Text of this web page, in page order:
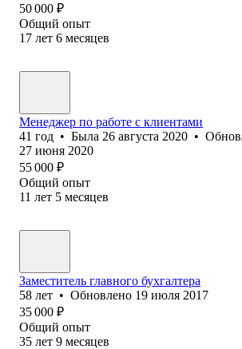
50 000 ₽
Общий опыт
17 лет 6 месяцев
Менеджер по работе с клиентами
41 год • Была 26 августа 2020 •
27 июня 2020
55 000 ₽
Общий опыт
11 лет 5 месяцев
Заместитель главного бухгалтера
58 лет • Обновлено 19 июля 2017
35 000 ₽
Общий опыт
35 лет 9 месяцев